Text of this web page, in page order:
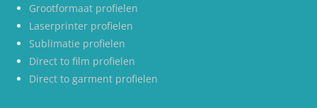
Grootformaat profielen
Laserprinter profielen
Sublimatie profielen
Direct to film profielen
Direct to garment profielen